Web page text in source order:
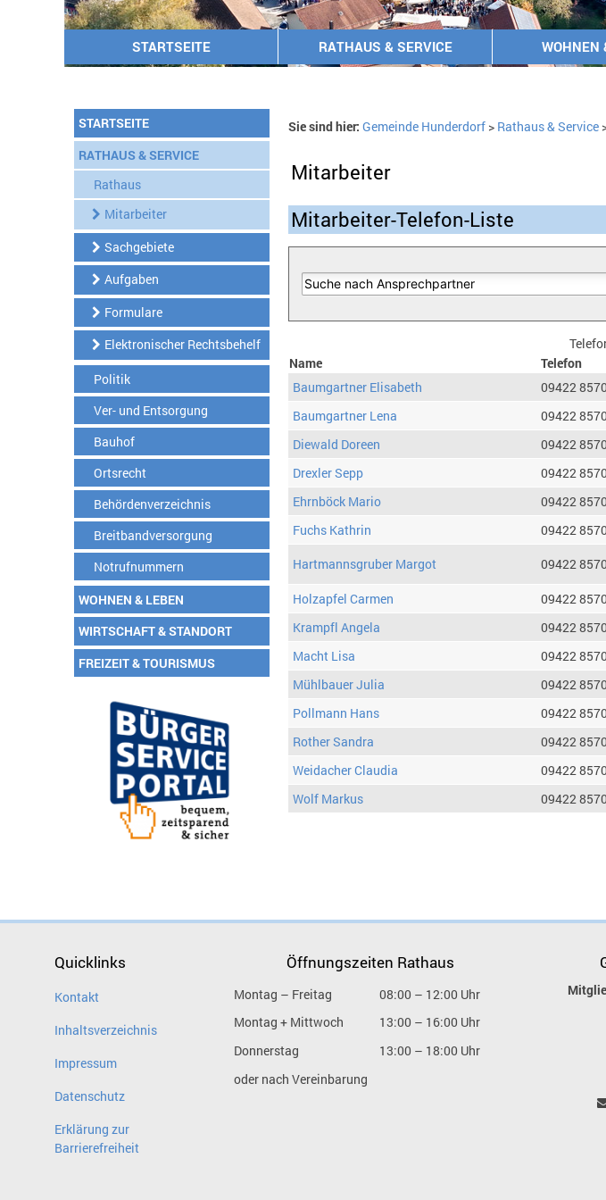
STARTSEITE RATHAUS & SERVICE WOHNEN
STARTSEITE
RATHAUS & SERVICE
Rathaus
Mitarbeiter
Sachgebiete
Aufgaben
Formulare
Elektronischer Rechtsbehelf
Politik
Ver- und Entsorgung
Bauhof
Ortsrecht
Behördenverzeichnis
Breitbandversorgung
Notrufnummern
WOHNEN & LEBEN
WIRTSCHAFT & STANDORT
FREIZEIT & TOURISMUS
Sie sind hier: Gemeinde Hunderdorf> Rathaus & Service
Mitarbeiter
Mitarbeiter-Telefon-Liste
Name
Telefon
Baumgartner Elisabeth
09422
Baumgartner Lena
09422
Diewald Doreen
09422
Drexler Sepp
09422
Ehrnböck Mario
09422
Fuchs Kathrin
09422
Hartmannsgruber Margot
09422
Holzapfel Carmen
09422
Krampfl Angela
09422
Macht Lisa
09422
Mühlbauer Julia
09422
Pollmann Hans
09422
Rother Sandra
09422
Weidacher Claudia
09422
Wolf Markus
09422
Quicklinks
Kontakt
Inhaltsverzeichnis
Impressum
Datenschutz
Erklärung zur
Barrierefreiheit
Öffnungszeiten Rathaus
Montag – Freitag
08:00 – 12:00 Uhr
Montag + Mittwoch
13:00 – 16:00 Uhr
Donnerstag
13:00 – 18:00 Uhr
oder nach Vereinbarung